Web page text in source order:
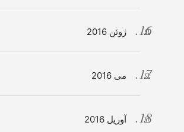
ژوئن 2016
می 2016
آوریل 2016